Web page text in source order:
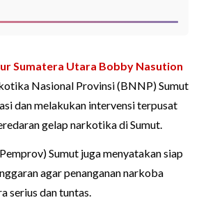
Sumatera Utara Bobby Nasution
Nasional Provinsi (BNNP) Sumut
dan melakukan intervensi terpusat
gelap narkotika di Sumut.
Sumut juga menyatakan siap
agar penanganan narkoba
serius dan tuntas.